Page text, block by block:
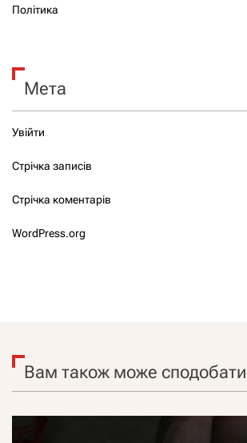
Політика
Мета
Увійти
Стрічка записів
Стрічка коментарів
WordPress.org
Вам також може